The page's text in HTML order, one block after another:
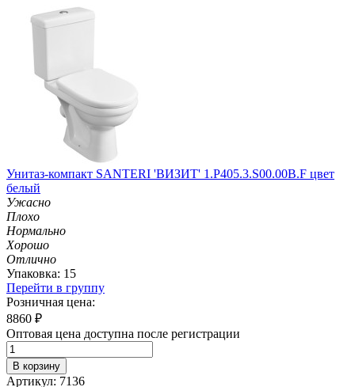
Унитаз-компакт SANTERI 'ВИЗИТ' 1.P405.3.S00.00B.F цвет
белый
Ужасно
Плохо
Нормально
Хорошо
Отлично
Упаковка: 15
Перейти в группу
Розничная цена:
8860 ₽
Оптовая цена доступна после регистрации
В корзину
Артикул: 7136